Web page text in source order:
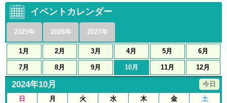
イベントカレンダー
2025年 2026年 2027年
1月 2月 3月 4月 5月 6月
7月 8月 9月 10月 11月 12月
2024年10月
今日
日
月 火 水 木 金 土